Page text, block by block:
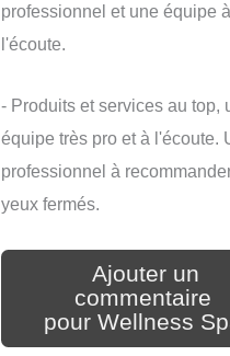
professionnel et une équipe à
l'écoute.
- Produits et services au top,
équipe très pro et à l'écoute.
professionnel à
yeux fermés.
Ajouter un
commentaire
pour Wellness